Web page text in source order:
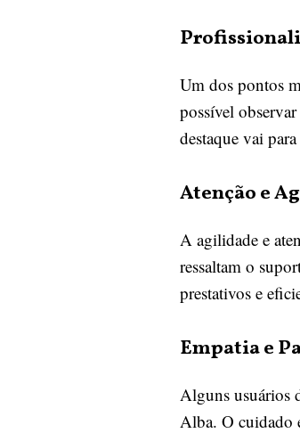
Um dos pontos
possível
destaque vai
Atenção e
A agilidade e
ressaltam o
prestativos e
Empatia e
Alguns usuários
Alba. O cuidado